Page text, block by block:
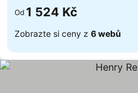
Od 1 524 Kč
Zobrazte si ceny z 6 webů